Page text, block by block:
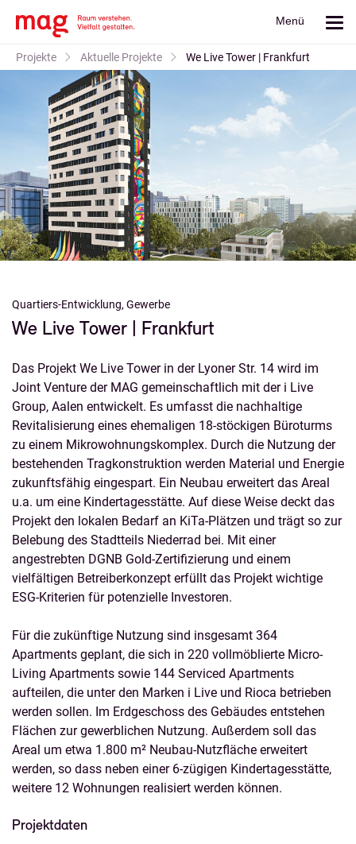
Projekte Aktuelle Projekte We Live Tower | Frankfurt
Menü
Quartiers-Entwicklung, Gewerbe
We Live Tower | Frankfurt
Das Projekt We Live Tower in der Lyoner Str. 14 wird im
Joint Venture der MAG gemeinschaftlich mit der i Live
Group, Aalen entwickelt. Es umfasst die nachhaltige
Revitalisierung eines ehemaligen 18-stöckigen Büroturms
zu einem Mikrowohnungskomplex. Durch die Nutzung der
bestehenden Tragkonstruktion werden Material und Energie
zukunftsfähig eingespart. Ein Neubau erweitert das Areal
u.a. um eine Kindertagesstätte. Auf diese Weise deckt das
Projekt den lokalen Bedarf an KiTa-Plätzen und trägt so zur
Belebung des Stadtteils Niederrad bei. Mit einer
angestrebten DGNB Gold-Zertifizierung und einem
vielfältigen Betreiberkonzept erfüllt das Projekt wichtige
ESG-Kriterien für potenzielle Investoren.
Für die zukünftige Nutzung sind insgesamt 364
Apartments geplant, die sich in 220 vollmöblierte Micro-
Living Apartments sowie 144 Serviced Apartments
aufteilen, die unter den Marken i Live und Rioca betrieben
werden sollen. Im Erdgeschoss des Gebäudes entstehen
Flächen zur gewerblichen Nutzung. Außerdem soll das
Areal um etwa 1.800 m² Neubau-Nutzfläche erweitert
werden, so dass neben einer 6-zügigen Kindertagesstätte,
weitere 12 Wohnungen realisiert werden können.
Projektdaten